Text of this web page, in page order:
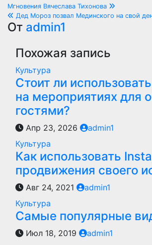
Навигация
по
записям
Мгновения Вячеслава Тихонова
Дед Мороз позвал Мединского на свой
От admin1
Похожая запись
Культура
Стоит ли
на мероприятиях для
гостями?
Апр 23, 2026
admin1
Культура
Как использовать
продвижения своего
Авг 24, 2021
admin1
Культура
Самые популярные
Июл 18, 2019 admin1